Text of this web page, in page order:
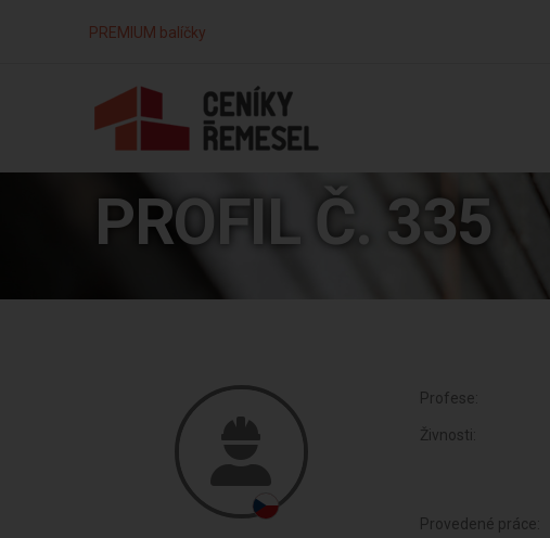
PREMIUM balíčky
PROFIL Č. 335
Profese:
Živnosti:
Provedené práce: